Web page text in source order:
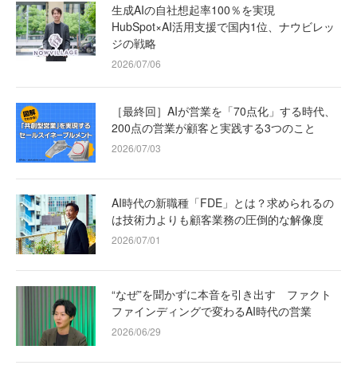
生成AIの自社想起率100％を実現
HubSpot×AI活用支援で国内1位、ナウビレッ
ジの戦略
2026/07/06
［最終回］AIが営業を「70点化」する時代、
200点の営業が顧客と実践する3つのこと
2026/07/03
AI時代の新職種「FDE」とは？求められるの
は技術力よりも顧客業務の圧倒的な解像度
2026/07/01
“なぜ”を聞かずに本音を引き出す ファクト
ファインディングで変わるAI時代の営業
2026/06/29